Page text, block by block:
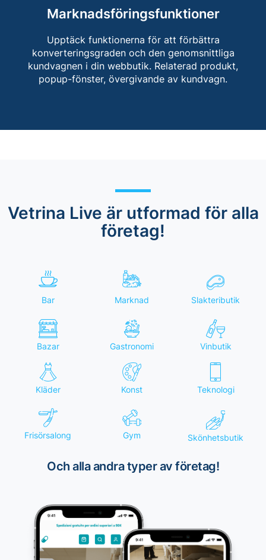
Marknadsföringsfunktioner
Upptäck funktionerna för att förbättra
konverteringsgraden och den genomsnittliga
kundvagnen i din webbutik. Relaterad produkt,
popup-fönster, övergivande av kundvagn.
Vetrina Live är utformad för alla
företag!
Bar Marknad Slakteributik
Bazar Gastronomi Vinbutik
Kläder Konst Teknologi
Frisörsalong Gym Skönhetsbutik
Och alla andra typer av företag!